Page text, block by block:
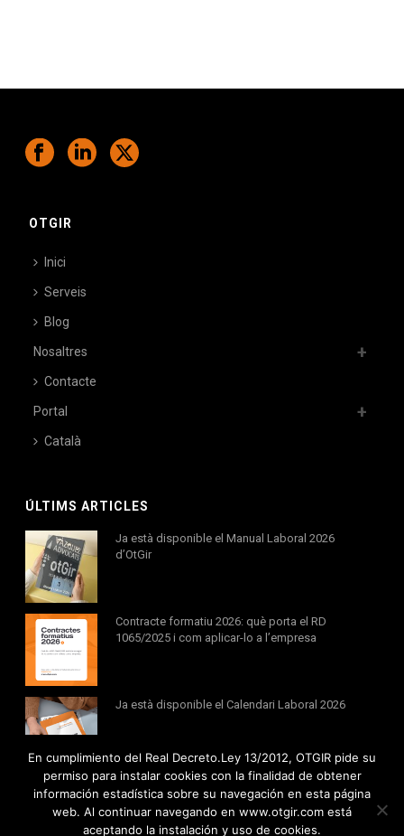
OTGIR
Inici
Serveis
Blog
Nosaltres
Contacte
Portal
Català
ÚLTIMS ARTICLES
Ja està disponible el Manual Laboral 2026
d’OtGir
Contracte formatiu 2026: què porta el RD
1065/2025 i com aplicar-lo a l’empresa
Ja està disponible el Calendari Laboral 2026
En cumplimiento del Real Decreto.Ley 13/2012, OTGIR pide su
permiso para instalar cookies con la finalidad de obtener
información estadística sobre su navegación en esta página
web. Al continuar navegando en www.otgir.com está
aceptando la instalación y uso de cookies.